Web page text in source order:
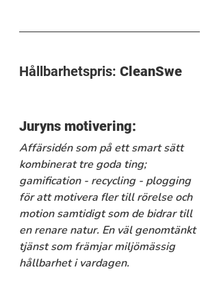
Hållbarhetspris: CleanSwe
Juryns motivering:
Affärsidén som på ett smart sätt
kombinerat tre goda ting;
gamification - recycling - plogging
för att motivera fler till rörelse och
motion samtidigt som de bidrar till
en renare natur. En väl genomtänkt
tjänst som främjar miljömässig
hållbarhet i vardagen.